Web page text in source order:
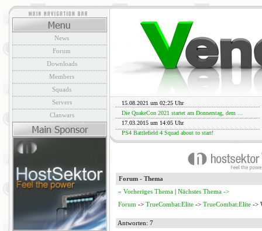
News
Forum
Downloads
Members
Squads
Servers
Clanwars
15.08.2021 um 02:25 Uhr
Die QuakeCon 2021 startet am Donnerstag, dem ...
17.03.2015 um 14:05 Uhr
PS4 Battlefield 4 Squad about to start!
Forum - Thema
« Vorheriges Thema
Nächstes Thema ->
Forum -> TrueCombat:Elite -> TrueCombat:Elite ->
Antworten: 7